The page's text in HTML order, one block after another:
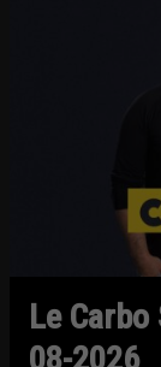
Le
08-2026